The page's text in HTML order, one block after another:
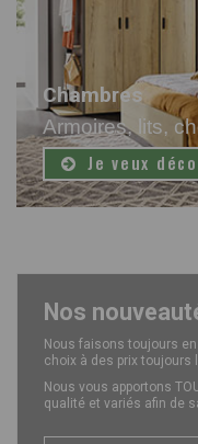
Chambres
Armoires, lits,
Je veux
Nos
Nous faisons toujours
choix à des prix toujours
Nous vous apportons
qualité et variés afin de